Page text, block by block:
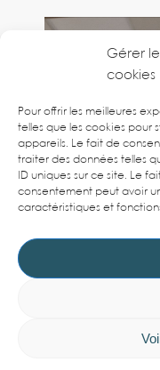
Gérer
cookies
Pour offrir les meilleures
telles que les cookies pour
appareils. Le fait de
traiter des données telles
ID uniques sur ce site. Le
consentement peut avoir
caractéristiques et